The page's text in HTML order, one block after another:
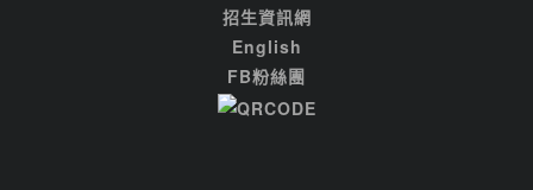
招生資訊網
English
FB粉絲團